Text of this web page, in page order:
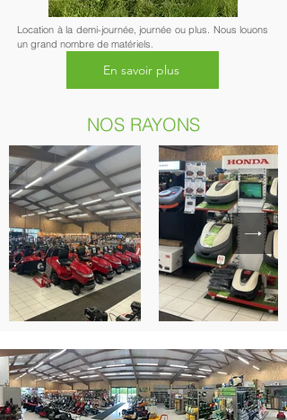
Location à la demi-journée, journée ou plus. Nous louons
un grand nombre de matériels.
En savoir plus
NOS RAYONS